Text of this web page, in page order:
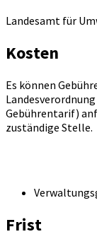
Landesamt für
Kosten
Es können
Gebührentarif)
zuständige Stelle.
Frist